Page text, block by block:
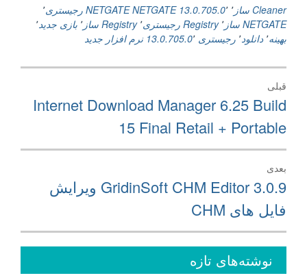
Cleaner ساز
٬ NETGATE 13.0.705.0٬ NETGATE رجیستری
٬
NETGATE ساز
٬ Registry رجیستری ٬ Registry ساز ٬ بازی جدید٬
بهینه٬ دانلود٬ رجیستری 13.0.705.0 ٬ نرم افزار جدید
راهبری
نوشته
قبلی
نوشته
قبلی:
Internet Download Manager 6.25 Build
15 Final Retail + Portable
بعدی
نوشته
بعدی:
GridinSoft CHM Editor 3.0.9 ویرایش
فایل‌ های CHM
نوشته‌های تازه